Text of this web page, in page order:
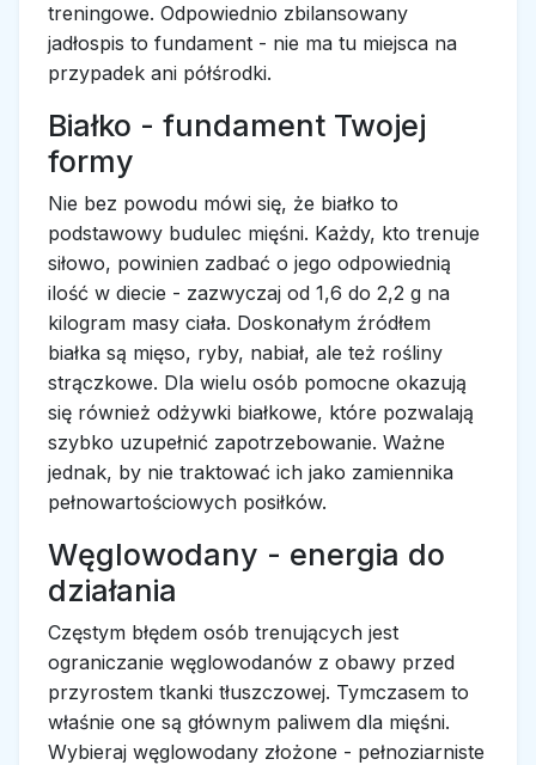
treningowe. Odpowiednio zbilansowany
jadłospis to fundament - nie ma tu miejsca na
przypadek ani półśrodki.
Białko - fundament Twojej
formy
Nie bez powodu mówi się, że białko to
podstawowy budulec mięśni. Każdy, kto trenuje
siłowo, powinien zadbać o jego odpowiednią
ilość w diecie - zazwyczaj od 1,6 do 2,2 g na
kilogram masy ciała. Doskonałym źródłem
białka są mięso, ryby, nabiał, ale też rośliny
strączkowe. Dla wielu osób pomocne okazują
się również odżywki białkowe, które pozwalają
szybko uzupełnić zapotrzebowanie. Ważne
jednak, by nie traktować ich jako zamiennika
pełnowartościowych posiłków.
Węglowodany - energia do
działania
Częstym błędem osób trenujących jest
ograniczanie węglowodanów z obawy przed
przyrostem tkanki tłuszczowej. Tymczasem to
właśnie one są głównym paliwem dla mięśni.
Wybieraj węglowodany złożone - pełnoziarniste